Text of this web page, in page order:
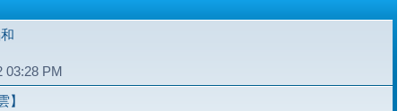
03:28 PM
】